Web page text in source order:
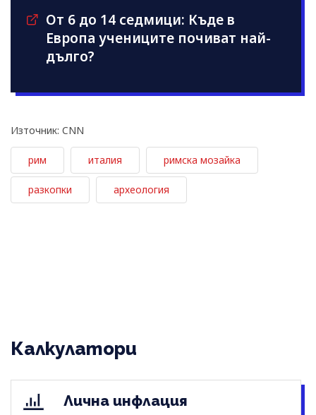
От 6 до 14 седмици: Къде в
Европа учениците почиват най-
дълго?
Източник: CNN
рим италия римска мозайка
разкопки археология
Калкулатори
Лична инфлация